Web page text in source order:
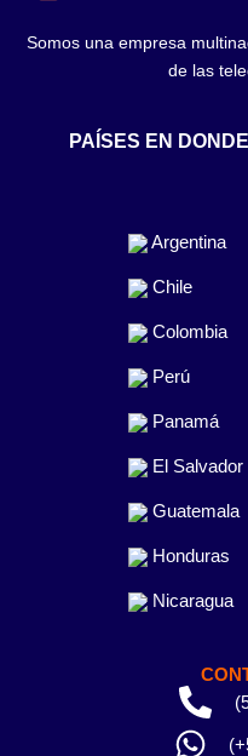
Somos una empresa
de las
PAÍSES EN
Argentina
Chile
Colombia
Perú
Panamá
El Salvador
Guatemala
Honduras
Nicaragua